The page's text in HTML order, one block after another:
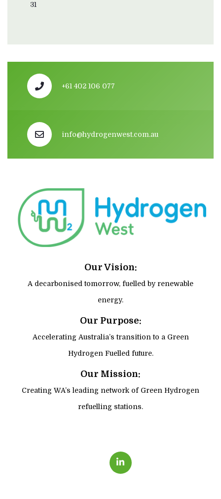
31
+61 402 106 077
info@hydrogenwest.com.au
Our Vision:
A decarbonised tomorrow, fuelled by renewable
energy.
Our Purpose:
Accelerating Australia’s transition to a Green
Hydrogen Fuelled future.
Our Mission:
Creating WA’s leading network of Green Hydrogen
refuelling stations.